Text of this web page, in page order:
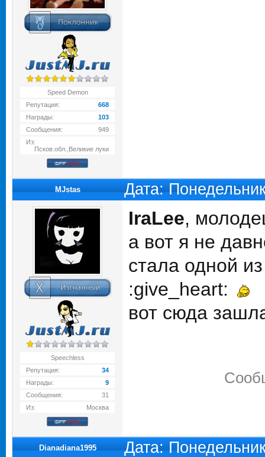
Speed Demon
Репутация:
668
Награды:
103
Сообщения:
949
Из:
Псков.обл.,Великие луки
MJstas Дата:
Speechless
Репутация:
34
Награды:
9
Сообщения:
31
Из:
Москва
IraLee,
а вот я не
стала одной
:give_heart:
вот сюда
Dianadiana1995 Дата: